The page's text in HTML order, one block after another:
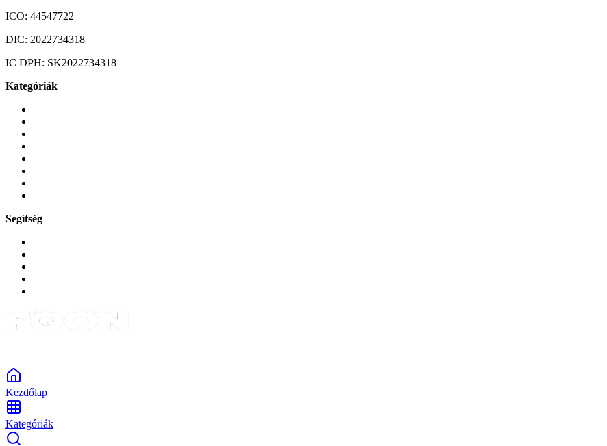
ICO: 44547722
DIC: 2022734318
IC DPH: SK2022734318
Kategóriák
Segítség
Kezdőlap
Kategóriák